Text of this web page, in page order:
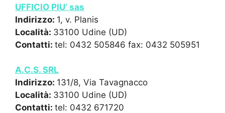
UFFICIO PIU’ sas
Indirizzo: 1, v. Planis
Località: 33100 Udine (UD)
Contatti: tel: 0432 505846 fax: 0432 505951
A.C.S. SRL
Indirizzo: 131/8, Via Tavagnacco
Località: 33100 Udine (UD)
Contatti: tel: 0432 671720